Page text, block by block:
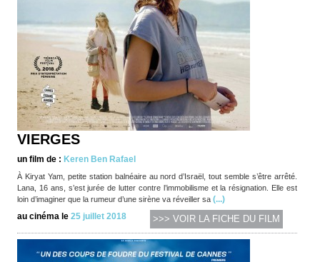
VIERGES
un film de : Keren Ben Rafael
À Kiryat Yam, petite station balnéaire au nord d’Israël, tout semble s’être arrêté.
Lana, 16 ans, s’est jurée de lutter contre l’immobilisme et la résignation. Elle est
loin d’imaginer que la rumeur d’une sirène va réveiller sa (...)
au cinéma le 25 juillet 2018 >>> VOIR LA FICHE DU FILM